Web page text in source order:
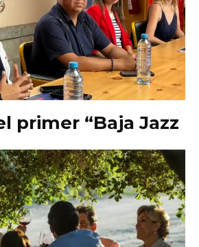
primer “Baja Jazz